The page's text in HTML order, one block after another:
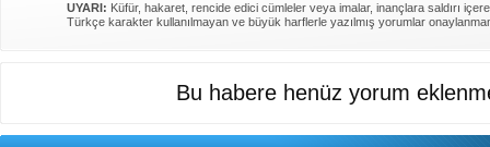
UYARI: Küfür, hakaret, rencide edici cümleler veya imalar, inançlara saldırı
Türkçe karakter kullanılmayan ve büyük harflerle yazılmış yorumlar
Bu habere henüz yorum